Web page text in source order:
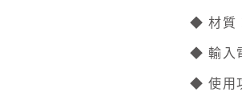
◆ 材質
◆ 輸入
◆ 使用